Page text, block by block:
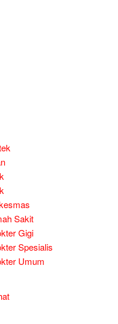
Sakit
Gigi
Spesialis
Umum